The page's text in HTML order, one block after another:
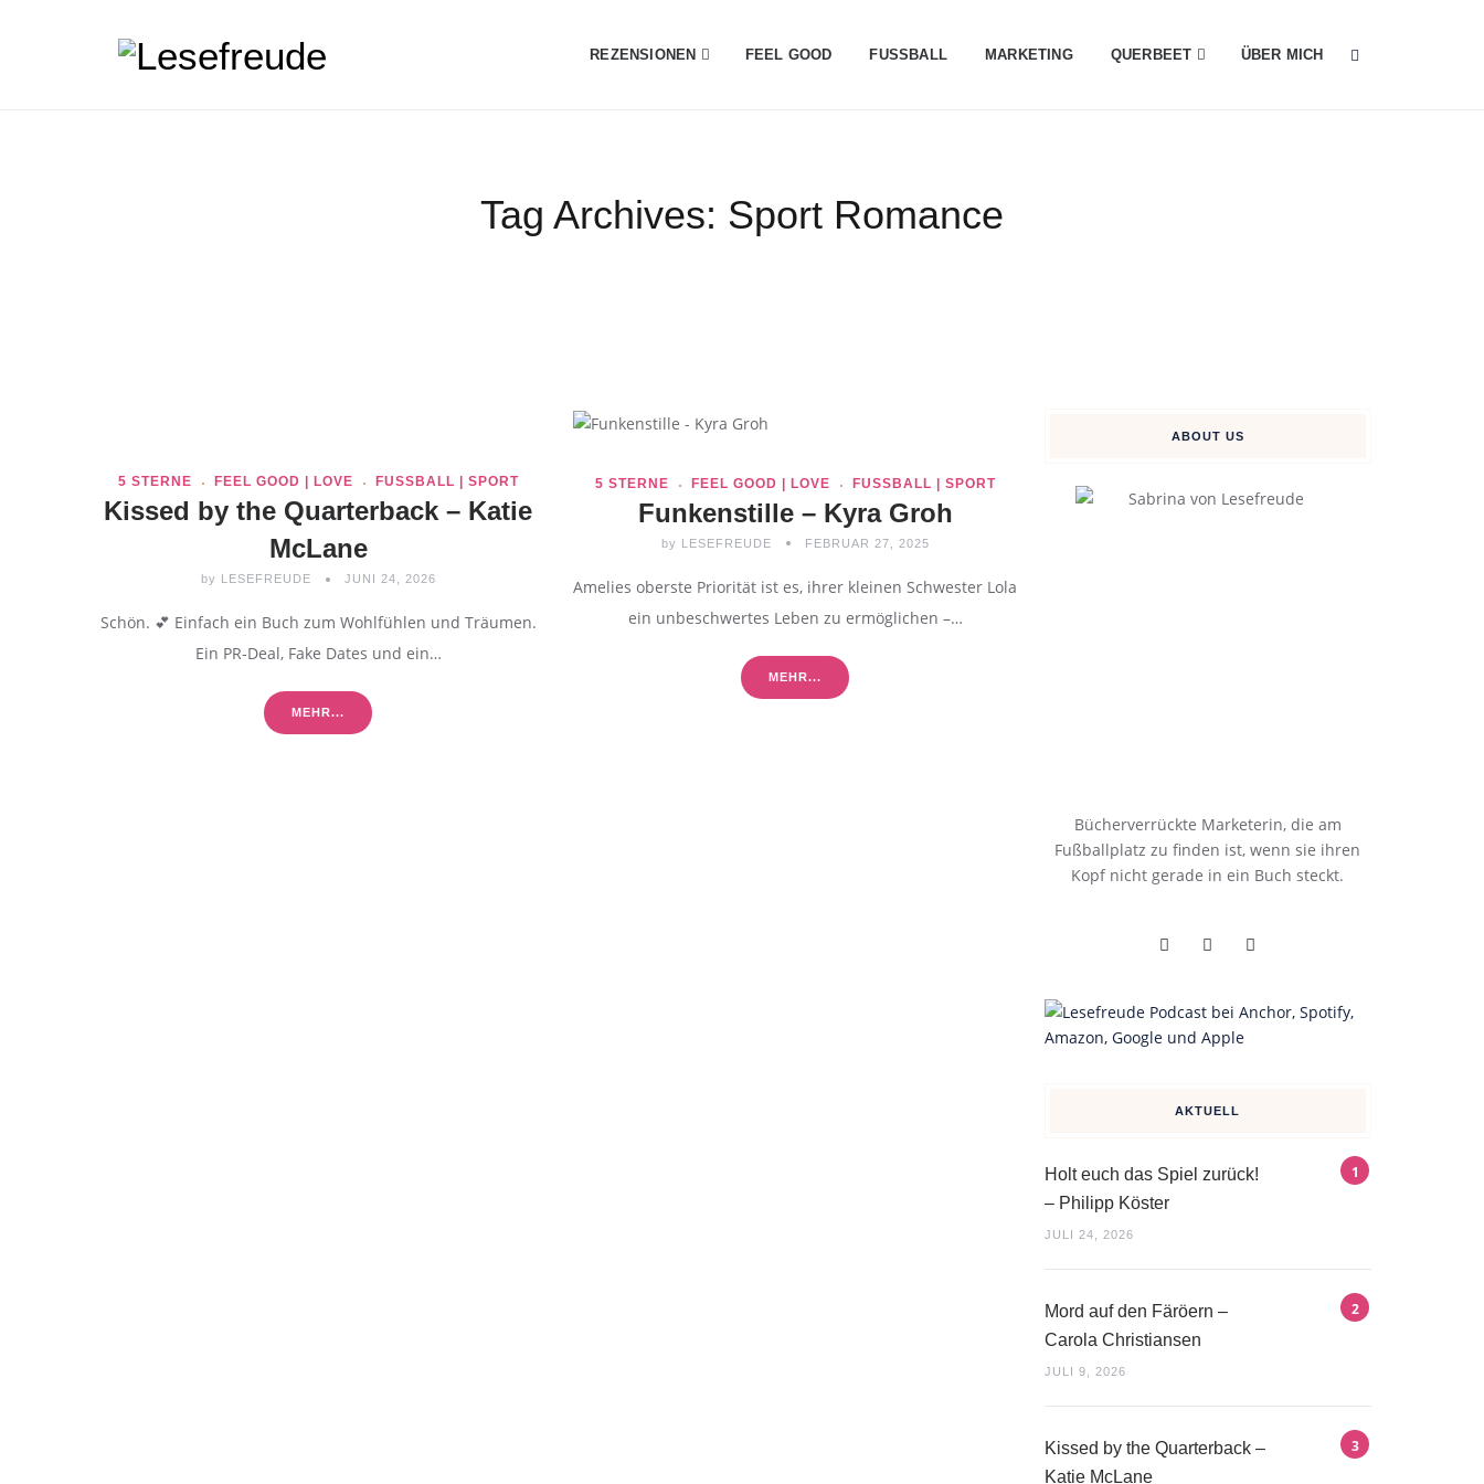
REZENSIONEN FEEL GOOD FUSSBALL MARKETING QUERBEET ÜBER MICH
Tag Archives: Sport Romance
5 STERNE FEEL GOOD | LOVE FUSSBALL | SPORT
Kissed by the Quarterback – Katie
McLane
by LESEFREUDE JUNI 24, 2026
Schön. 💕 Einfach ein Buch zum Wohlfühlen und Träumen.
Ein PR-Deal, Fake Dates und ein…
MEHR...
5 STERNE FEEL GOOD | LOVE FUSSBALL | SPORT
Funkenstille – Kyra Groh
by LESEFREUDE FEBRUAR 27, 2025
Amelies oberste Priorität ist es, ihrer kleinen Schwester Lola
ein unbeschwertes Leben zu ermöglichen –…
MEHR...
ABOUT US
Bücherverrückte Marketerin, die am
Fußballplatz zu finden ist, wenn sie ihren
Kopf nicht gerade in ein Buch steckt.
AKTUELL
Holt euch das Spiel zurück!
– Philipp Köster
JULI 24, 2026
Mord auf den Färöern –
Carola Christiansen
JULI 9, 2026
Kissed by the Quarterback –
Katie McLane